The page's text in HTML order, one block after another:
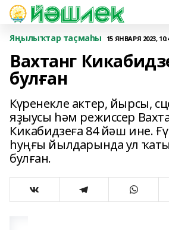
Яңылыҡтар таҫмаһы 15 ЯНВАРЯ 2023,
Вахтанг
булған
Күренекле актер, йырсы,
яҙыусы һәм режиссер
Кикабидзеға 84 йәш ине.
һуңғы йылдарында ул
булған.